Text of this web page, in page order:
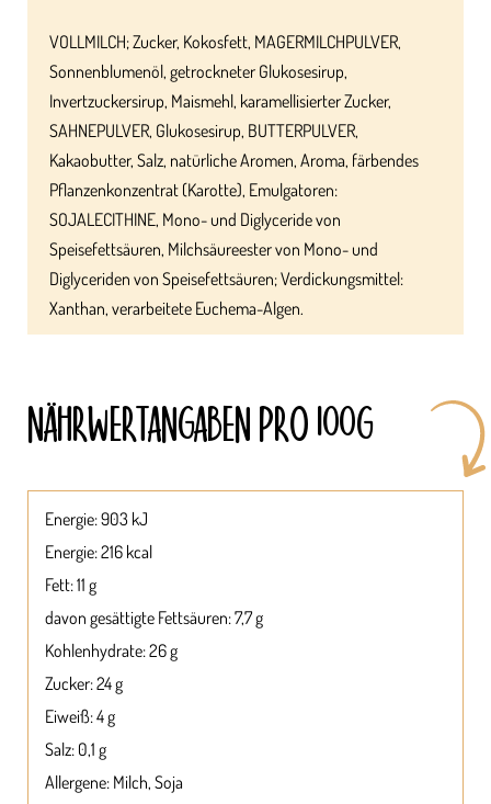
VOLLMILCH; Zucker, Kokosfett, MAGERMILCHPULVER,
Sonnenblumenöl, getrockneter Glukosesirup,
Invertzuckersirup, Maismehl, karamellisierter Zucker,
SAHNEPULVER, Glukosesirup, BUTTERPULVER,
Kakaobutter, Salz, natürliche Aromen, Aroma, färbendes
Pflanzenkonzentrat (Karotte), Emulgatoren:
SOJALECITHINE, Mono- und Diglyceride von
Speisefettsäuren, Milchsäureester von Mono- und
Diglyceriden von Speisefettsäuren; Verdickungsmittel:
Xanthan, verarbeitete Euchema-Algen.
NÄHRWERT­ANGABEN PRO 100G
Energie: 903 kJ
Energie: 216 kcal
Fett: 11 g
davon gesättigte Fettsäuren: 7,7 g
Kohlenhydrate: 26 g
Zucker: 24 g
Eiweiß: 4 g
Salz: 0,1 g
Allergene: Milch, Soja